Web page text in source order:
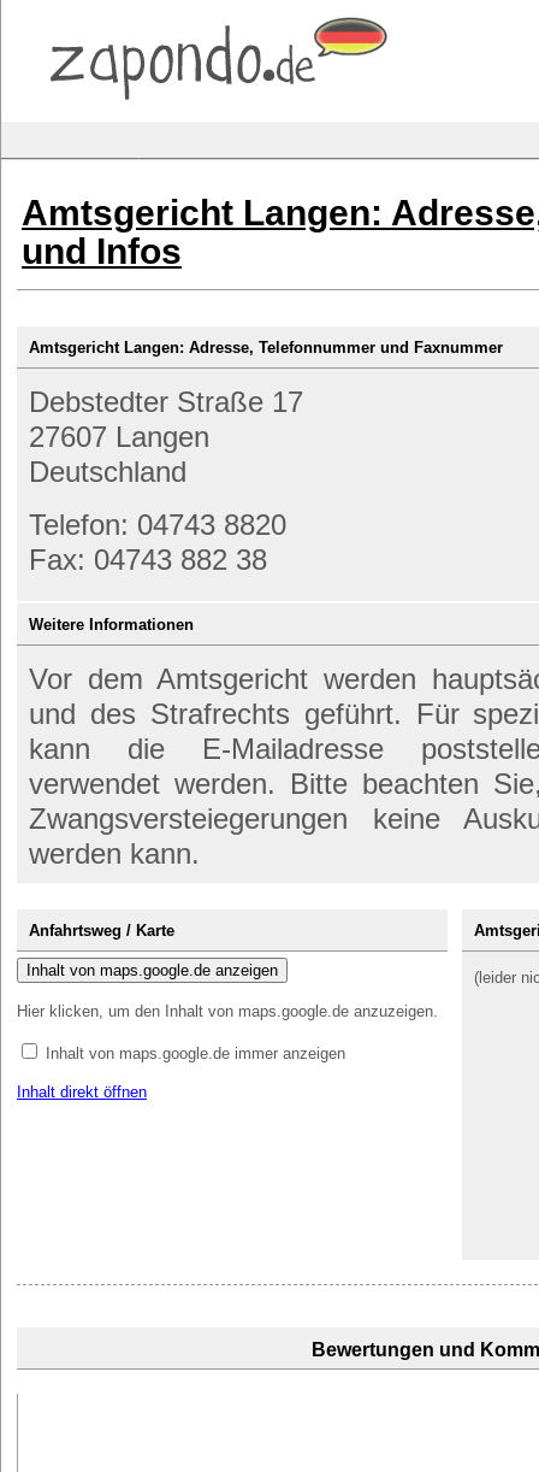
Amtsgericht Langen:
und Infos
Amtsgericht Langen: Adresse, Telefonnummer und Faxnummer
Debstedter Straße 17
27607 Langen
Deutschland
Telefon: 04743 8820
Fax: 04743 882 38
Weitere Informationen
Vor dem Amtsgericht werden
und des Strafrechts geführt. Für
kann die E-Mailadresse
verwendet werden. Bitte beachten
Zwangsversteiegerungen keine
werden kann.
Anfahrtsweg / Karte
Inhalt von maps.google.de anzeigen
Hier klicken, um den Inhalt von maps.google.de anzuzeigen.
Inhalt von maps.google.de immer anzeigen
Inhalt direkt öffnen
(leider
Bewertungen und